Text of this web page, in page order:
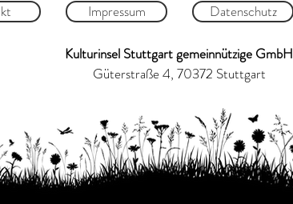
Impressum Datenschutz
Kulturinsel Stuttgart gemeinnützige GmbH
Güterstraße 4, 70372 Stuttgart